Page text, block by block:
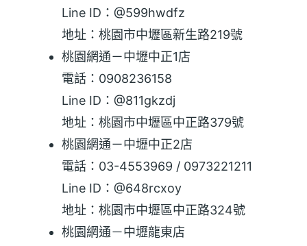
Line ID：@599hwdfz
地址：桃園市中壢區新生路219號
桃園網通－中壢中正1店
電話：0908236158
Line ID：@811gkzdj
地址：桃園市中壢區中正路379號
桃園網通－中壢中正2店
電話：03-4553969 / 0973221211
Line ID：@648rcxoy
地址：桃園市中壢區中正路324號
桃園網通－中壢龍東店